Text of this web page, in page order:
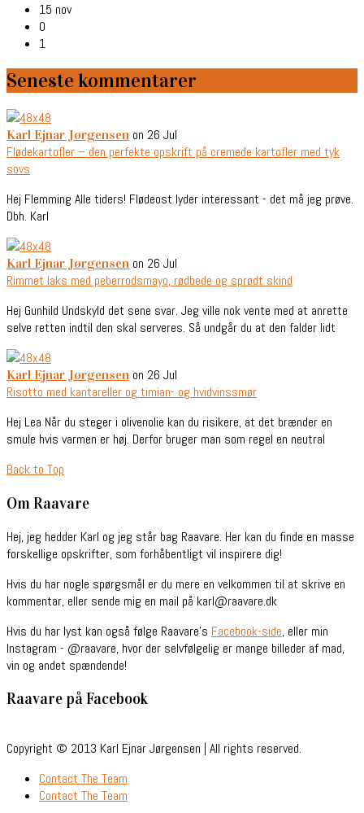
15 nov
0
1
Seneste kommentarer
Karl Ejnar Jørgensen on 26 Jul
Flødekartofler – den perfekte opskrift på cremede kartofler med tyk
sovs
Hej Flemming Alle tiders! Flødeost lyder interessant - det må jeg prøve.
Dbh. Karl
Karl Ejnar Jørgensen on 26 Jul
Rimmet laks med peberrodsmayo, rødbede og sprødt skind
Hej Gunhild Undskyld det sene svar. Jeg ville nok vente med at anrette
selve retten indtil den skal serveres. Så undgår du at den falder lidt
Karl Ejnar Jørgensen on 26 Jul
Risotto med kantareller og timian- og hvidvinssmør
Hej Lea Når du steger i olivenolie kan du risikere, at det brænder en
smule hvis varmen er høj. Derfor bruger man som regel en neutral
Back to Top
Om Raavare
Hej, jeg hedder Karl og jeg står bag Raavare. Her kan du finde en masse
forskellige opskrifter, som forhåbentligt vil inspirere dig!
Hvis du har nogle spørgsmål er du mere en velkommen til at skrive en
kommentar, eller sende mig en mail på karl@raavare.dk
Hvis du har lyst kan også følge Raavare’s Facebook-side, eller min
Instagram - @raavare, hvor der selvfølgelig er mange billeder af mad,
vin og andet spændende!
Raavare på Facebook
Copyright © 2013 Karl Ejnar Jørgensen | All rights reserved.
Contact The Team
Contact The Team